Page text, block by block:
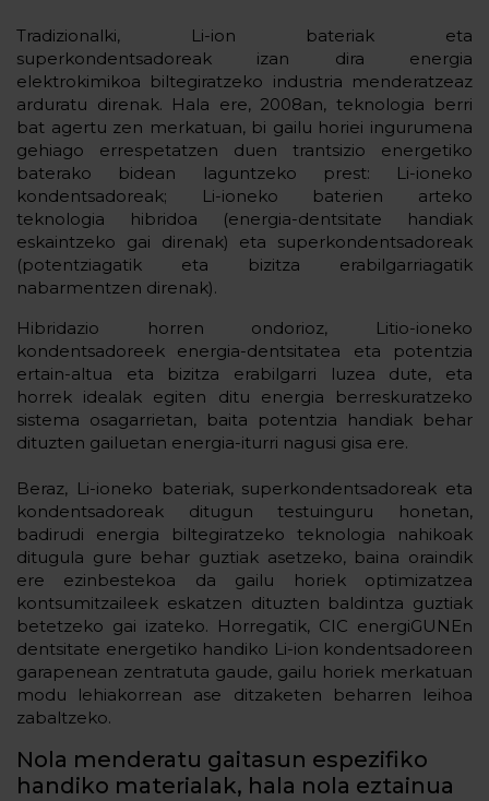
Tradizionalki, Li-ion bateriak eta
superkondentsadoreak izan dira energia
elektrokimikoa biltegiratzeko industria menderatzeaz
arduratu direnak. Hala ere, 2008an, teknologia berri
bat agertu zen merkatuan, bi gailu horiei ingurumena
gehiago errespetatzen duen trantsizio energetiko
baterako bidean laguntzeko prest: Li-ioneko
kondentsadoreak; Li-ioneko baterien arteko
teknologia hibridoa (energia-dentsitate handiak
eskaintzeko gai direnak) eta superkondentsadoreak
(potentziagatik eta bizitza erabilgarriagatik
nabarmentzen direnak).
Hibridazio horren ondorioz, Litio-ioneko
kondentsadoreek energia-dentsitatea eta potentzia
ertain-altua eta bizitza erabilgarri luzea dute, eta
horrek idealak egiten ditu energia berreskuratzeko
sistema osagarrietan, baita potentzia handiak behar
dituzten gailuetan energia-iturri nagusi gisa ere.
Beraz, Li-ioneko bateriak, superkondentsadoreak eta
kondentsadoreak ditugun testuinguru honetan,
badirudi energia biltegiratzeko teknologia nahikoak
ditugula gure behar guztiak asetzeko, baina oraindik
ere ezinbestekoa da gailu horiek optimizatzea
kontsumitzaileek eskatzen dituzten baldintza guztiak
betetzeko gai izateko. Horregatik, CIC energiGUNEn
dentsitate energetiko handiko Li-ion kondentsadoreen
garapenean zentratuta gaude, gailu horiek merkatuan
modu lehiakorrean ase ditzaketen beharren leihoa
zabaltzeko.
Nola menderatu gaitasun espezifiko
handiko materialak, hala nola eztainua